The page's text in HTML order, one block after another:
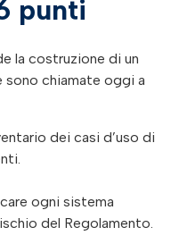
punti
la costruzione di un
chiamate oggi a
dei casi d’uso di
ogni sistema
del Regolamento.